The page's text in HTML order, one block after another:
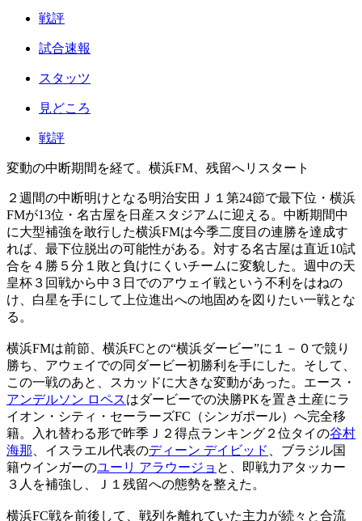
戦評
試合速報
スタッツ
見どころ
戦評
変動の中断期間を経て。横浜FM、残留へリスタート
２週間の中断明けとなる明治安田Ｊ１第24節で最下位・横浜
FMが13位・名古屋を日産スタジアムに迎える。中断期間中
に大型補強を敢行した横浜FMは今季二度目の連勝を達成す
れば、最下位脱出の可能性がある。対する名古屋は直近10試
合を４勝５分１敗と負けにくいチームに変貌した。週中の天
皇杯３回戦から中３日でのアウェイ戦という不利をはねの
け、白星を手にして上位進出への地固めを図りたい一戦とな
る。
横浜FMは前節、横浜FCとの“横浜ダービー”に１－０で競り
勝ち、アウェイでの同ダービー初勝利を手にした。そして、
この一戦のあと、スカッドに大きな変動があった。エース・
アンデルソン ロペスはダービーでの決勝PKを置き土産にラ
イオン・シティ・セーラーズFC（シンガポール）へ完全移
籍。入れ替わる形で昨季Ｊ２得点ランキング２位タイの谷村
海那 、イスラエル代表のディーン デイビッド
、ブラジル国
籍ウインガーのユーリ アラウージョ と、即戦力アタッカー
３人を補強し、Ｊ１残留への態勢を整えた。
横浜FC戦を前後して、戦列を離れていた主力が続々と合流